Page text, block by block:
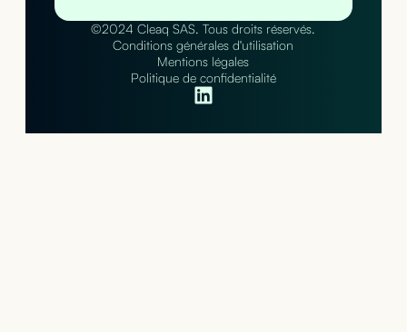
©2024 Cleaq SAS. Tous droits réservés.
Conditions générales d'utilisation
Mentions légales
Politique de confidentialité